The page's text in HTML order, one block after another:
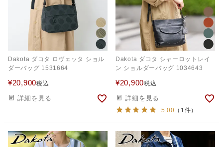
Dakota ダコタ ロヴェッタ ショル
ダーバッグ 1531664
¥20,900税込
詳細を見る
Dakota ダコタ シャーロットレイ
ン ショルダーバッグ 1034643
¥20,900税込
詳細を見る
5.00 （1件）